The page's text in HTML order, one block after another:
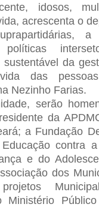
idosos,
acrescenta o
a
políticas
sustentável da
das
Nezinho Farias.
serão
da
a Fundação
contra
e do
dos
Ministério